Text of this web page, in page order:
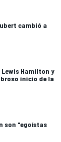
cambió a
Hamilton y
inicio de la
son "egoístas